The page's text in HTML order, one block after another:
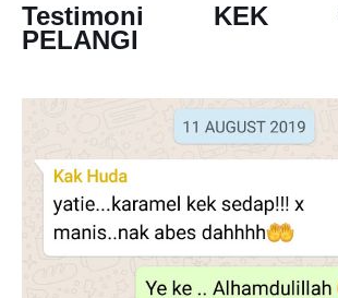
Testimoni KEK
PELANGI